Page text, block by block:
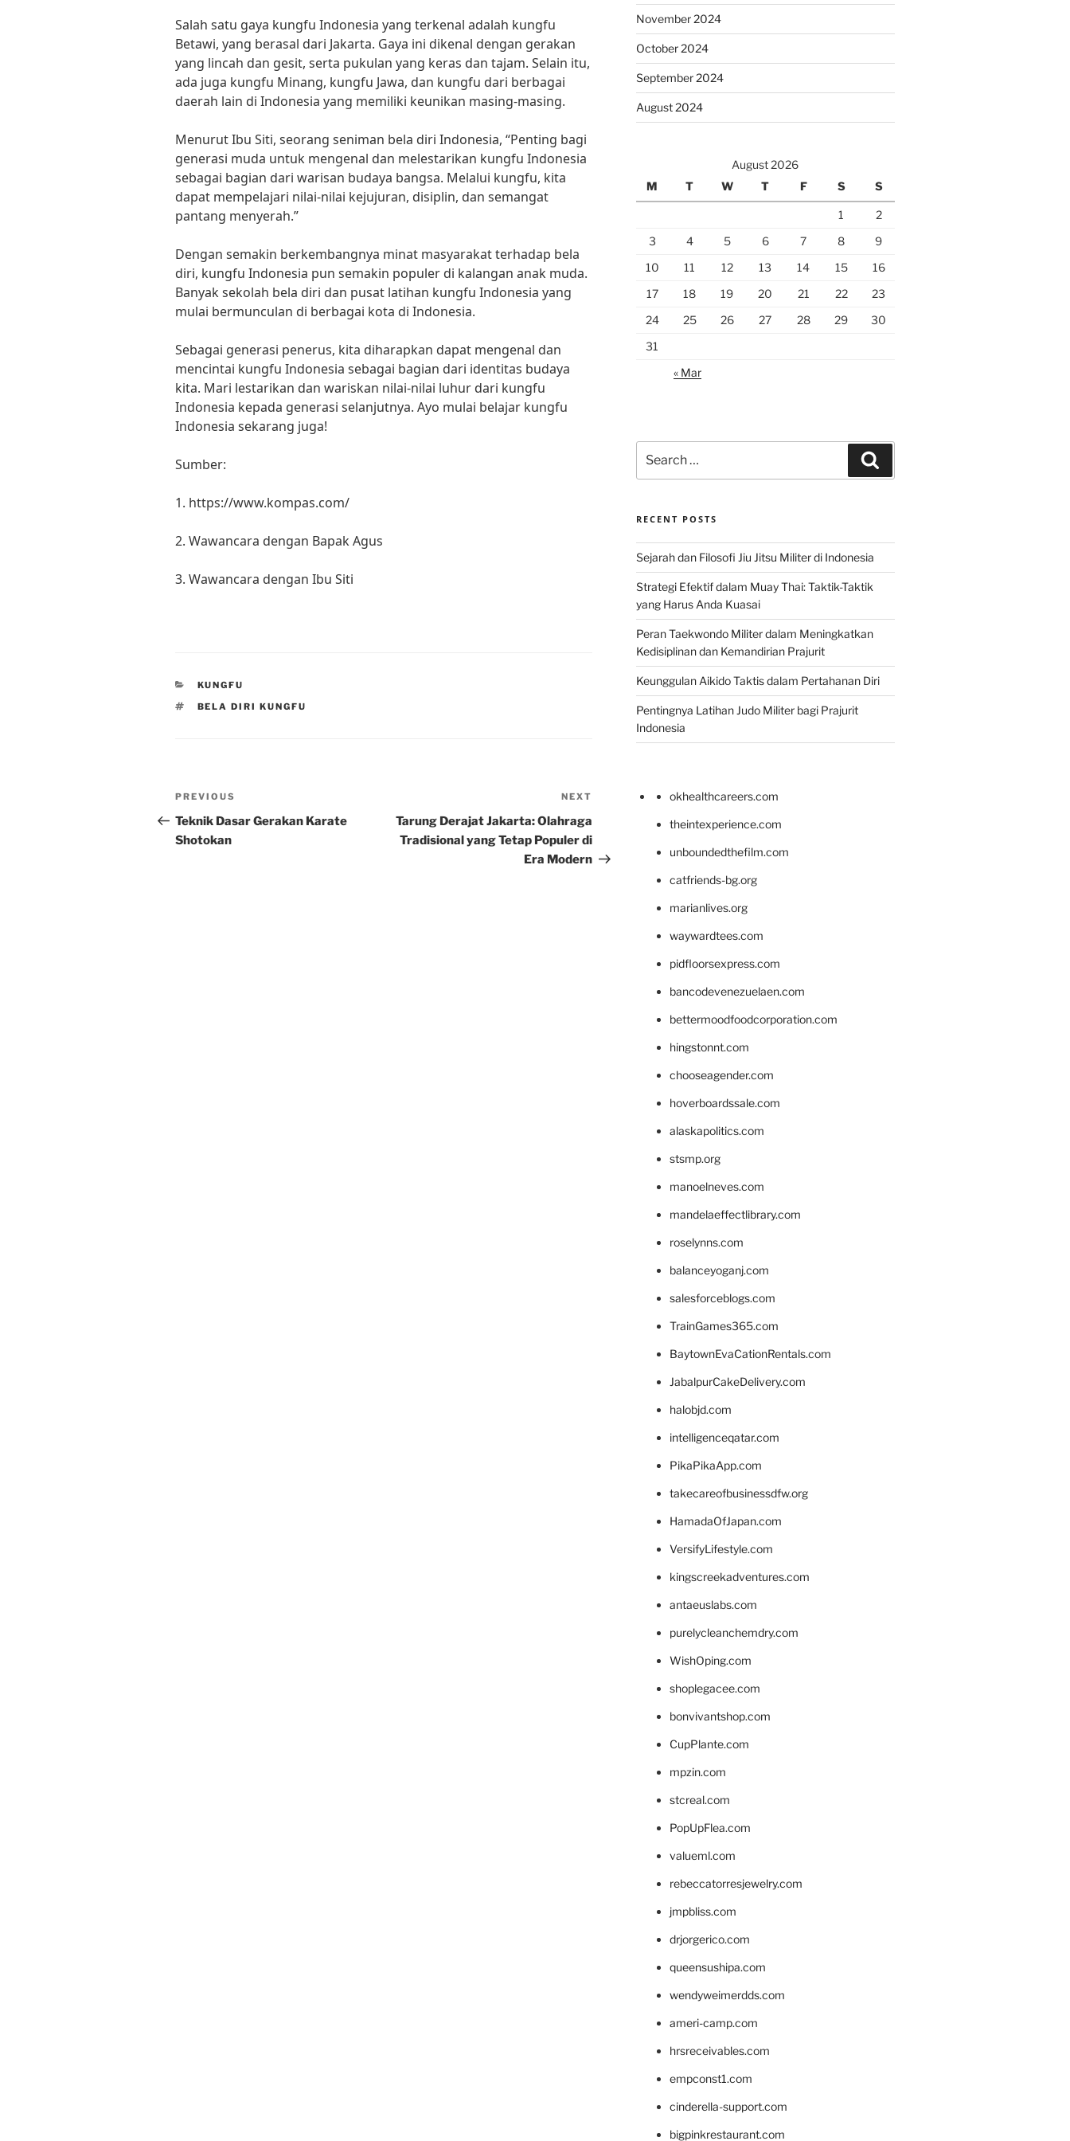
Salah satu gaya kungfu Indonesia yang terkenal adalah kungfu
Betawi, yang berasal dari Jakarta. Gaya ini dikenal dengan gerakan
yang lincah dan gesit, serta pukulan yang keras dan tajam. Selain itu,
ada juga kungfu Minang, kungfu Jawa, dan kungfu dari berbagai
daerah lain di Indonesia yang memiliki keunikan masing-masing.
Menurut Ibu Siti, seorang seniman bela diri Indonesia, “Penting bagi
generasi muda untuk mengenal dan melestarikan kungfu Indonesia
sebagai bagian dari warisan budaya bangsa. Melalui kungfu, kita
dapat mempelajari nilai-nilai kejujuran, disiplin, dan semangat
pantang menyerah.”
Dengan semakin berkembangnya minat masyarakat terhadap bela
diri, kungfu Indonesia pun semakin populer di kalangan anak muda.
Banyak sekolah bela diri dan pusat latihan kungfu Indonesia yang
mulai bermunculan di berbagai kota di Indonesia.
Sebagai generasi penerus, kita diharapkan dapat mengenal dan
mencintai kungfu Indonesia sebagai bagian dari identitas budaya
kita. Mari lestarikan dan wariskan nilai-nilai luhur dari kungfu
Indonesia kepada generasi selanjutnya. Ayo mulai belajar kungfu
Indonesia sekarang juga!
Sumber:
1. https://www.kompas.com/
2. Wawancara dengan Bapak Agus
3. Wawancara dengan Ibu Siti
CATEGORIES
KUNGFU
TAGS
BELA DIRI KUNGFU
Post
navigation
Previous
Post
PREVIOUS
Teknik Dasar Gerakan Karate
Shotokan
NEXT
Tarung Derajat Jakarta: Olahraga
Tradisional yang Tetap Populer di
Era Modern
November 2024
October 2024
September 2024
August 2024
August 2026
M
T W T F S S
1
2
3
4 5 6 7 8
9
10
11 12 13 14 15
16
17
18 19 20 21 22
23
24
25 26 27 28 29
30
31
« Mar
for:
RECENT POSTS
Sejarah dan Filosofi Jiu Jitsu Militer di Indonesia
Strategi Efektif dalam Muay Thai: Taktik-Taktik
yang Harus Anda Kuasai
Peran Taekwondo Militer dalam Meningkatkan
Kedisiplinan dan Kemandirian Prajurit
Keunggulan Aikido Taktis dalam Pertahanan Diri
Pentingnya Latihan Judo Militer bagi Prajurit
Indonesia
okhealthcareers.com
theintexperience.com
unboundedthefilm.com
catfriends-bg.org
marianlives.org
waywardtees.com
pidfloorsexpress.com
bancodevenezuelaen.com
bettermoodfoodcorporation.com
hingstonnt.com
chooseagender.com
hoverboardssale.com
alaskapolitics.com
stsmp.org
manoelneves.com
mandelaeffectlibrary.com
roselynns.com
balanceyoganj.com
salesforceblogs.com
TrainGames365.com
BaytownEvaCationRentals.com
JabalpurCakeDelivery.com
halobjd.com
intelligenceqatar.com
PikaPikaApp.com
takecareofbusinessdfw.org
HamadaOfJapan.com
VersifyLifestyle.com
kingscreekadventures.com
antaeuslabs.com
purelycleanchemdry.com
WishOping.com
shoplegacee.com
bonvivantshop.com
CupPlante.com
mpzin.com
stcreal.com
PopUpFlea.com
valueml.com
rebeccatorresjewelry.com
jmpbliss.com
drjorgerico.com
queensushipa.com
wendyweimerdds.com
ameri-camp.com
hrsreceivables.com
empconst1.com
cinderella-support.com
bigpinkrestaurant.com